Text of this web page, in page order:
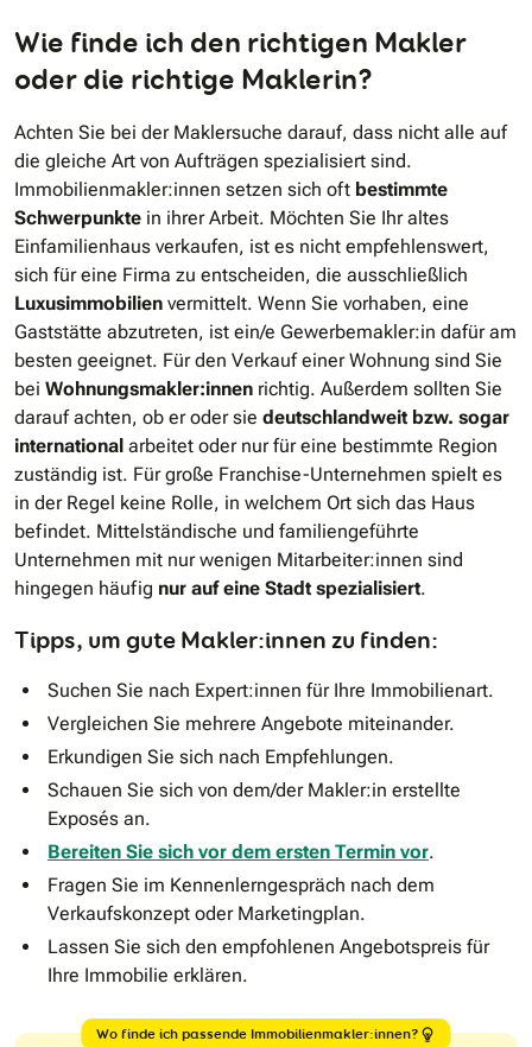
Wie finde ich den richtigen Makler
oder die richtige Maklerin?
Achten Sie bei der Maklersuche darauf, dass nicht alle auf
die gleiche Art von Aufträgen spezialisiert sind.
Immobilienmakler:innen setzen sich oft bestimmte
Schwerpunkte in ihrer Arbeit. Möchten Sie Ihr altes
Einfamilienhaus verkaufen, ist es nicht empfehlenswert,
sich für eine Firma zu entscheiden, die ausschließlich
Luxusimmobilien vermittelt. Wenn Sie vorhaben, eine
Gaststätte abzutreten, ist ein/e Gewerbemakler:in dafür am
besten geeignet. Für den Verkauf einer Wohnung sind Sie
bei Wohnungsmakler:innen richtig. Außerdem sollten Sie
darauf achten, ob er oder sie deutschlandweit bzw. sogar
international arbeitet oder nur für eine bestimmte Region
zuständig ist. Für große Franchise-Unternehmen spielt es
in der Regel keine Rolle, in welchem Ort sich das Haus
befindet. Mittelständische und familiengeführte
Unternehmen mit nur wenigen Mitarbeiter:innen sind
hingegen häufig nur auf eine Stadt spezialisiert.
Tipps, um gute Makler:innen zu finden:
Suchen Sie nach Expert:innen für Ihre Immobilienart.
Vergleichen Sie mehrere Angebote miteinander.
Erkundigen Sie sich nach Empfehlungen.
Schauen Sie sich von dem/der Makler:in erstellte
Exposés an.
Bereiten Sie sich vor dem ersten Termin vor.
Fragen Sie im Kennenlerngespräch nach dem
Verkaufskonzept oder Marketingplan.
Lassen Sie sich den empfohlenen Angebotspreis für
Ihre Immobilie erklären.
Wo finde ich passende Immobilienmakler:innen?